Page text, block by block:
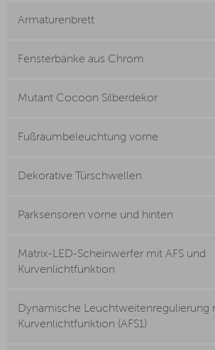
Armaturenbrett
Fensterbänke aus Chrom
Mutant Cocoon Silberdekor
Fußraumbeleuchtung vorne
Dekorative Türschwellen
Parksensoren vorne und hinten
Matrix-LED-Scheinwerfer mit AFS und
Kurvenlichtfunktion
Dynamische Leuchtweitenregulierung
Kurvenlichtfunktion (AFS1)